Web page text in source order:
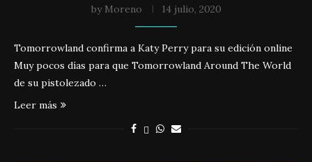
by Moreno 14 julio, 2020
Tomorrowland confirma a Katy Perry para su edición online
Muy pocos días para que Tomorrowland Around The World
de su pistolezado …
Leer más